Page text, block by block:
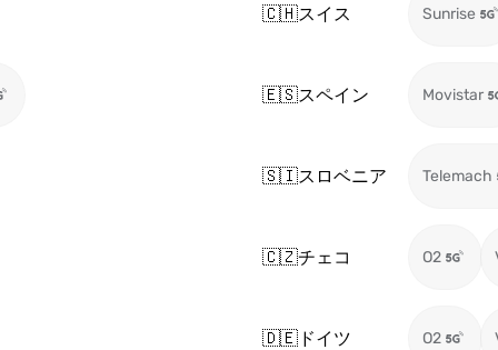
🇨🇭スイス Sunrise
🇪🇸スペイン Movistar
🇸🇮スロベニア Telemach
🇨🇿チェコ O2
🇩🇪 ドイツ O2